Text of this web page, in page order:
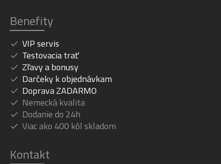
Benefity
VIP servis
Testovacia trať
Zľavy a bonusy
Darčeky k objednávkam
Doprava ZADARMO
Nemecká kvalita
Dodanie do 24h
Viac ako 400 kôl skladom
Kontakt